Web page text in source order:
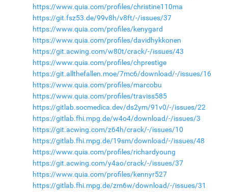
https://www.quia.com/profiles/christine110ma
https://git.fsz53.de/99v8h/v8ft/-/issues/37
https://www.quia.com/profiles/kenygard
https://www.quia.com/profiles/davidhykkonen
https://git.acwing.com/w80t/crack/-/issues/43
https://www.quia.com/profiles/chprestige
https://git.allthefallen.moe/7mc6/download/-/issues/16
https://www.quia.com/profiles/marcobu
https://www.quia.com/profiles/traviss585
https://gitlab.socmedica.dev/ds2ym/91v0/-/issues/22
https://gitlab.fhi.mpg.de/w4o4/download/-/issues/3
https://git.acwing.com/z64h/crack/-/issues/10
https://gitlab.fhi.mpg.de/19sm/download/-/issues/48
https://www.quia.com/profiles/richardyoung
https://git.acwing.com/y4ao/crack/-/issues/37
https://www.quia.com/profiles/kennyr527
https://gitlab.fhi.mpg.de/zm6w/download/-/issues/31